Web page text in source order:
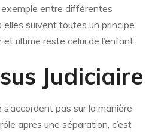
entre différentes
suivent toutes un principe
ultime reste celui de l’enfant.
Judiciaire
pas sur la manière
après une séparation, c’est